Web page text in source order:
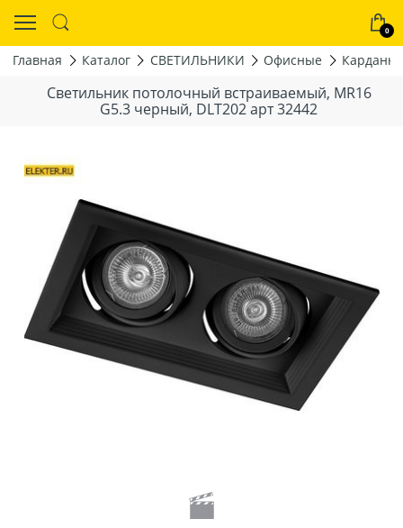
0
Главная Каталог СВЕТИЛЬНИКИ Офисные
Светильник потолочный встраиваемый, MR16
G5.3 черный, DLT202 арт 32442